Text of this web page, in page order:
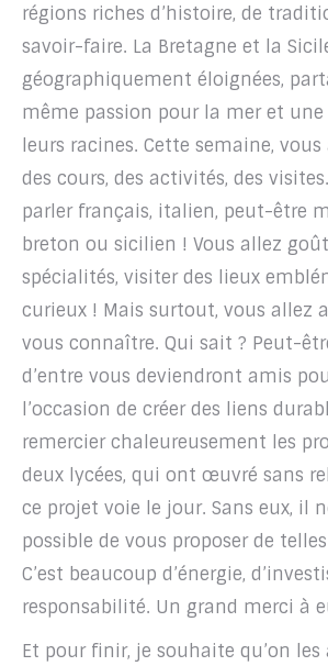
régions riches d’histoire, de
savoir-faire. La Bretagne et la
géographiquement éloignées,
même passion pour la mer et
leurs racines. Cette semaine,
des cours, des activités, des
parler français, italien, peut-être
breton ou sicilien ! Vous allez
spécialités, visiter des lieux
curieux ! Mais surtout, vous allez
vous connaître. Qui sait ? Peut-
d’entre vous deviendront amis
l’occasion de créer des liens
remercier chaleureusement les
deux lycées, qui ont œuvré sans
ce projet voie le jour. Sans eux, il
possible de vous proposer de
C’est beaucoup d’énergie,
responsabilité. Un grand merci à
Et pour finir, je souhaite qu’on les